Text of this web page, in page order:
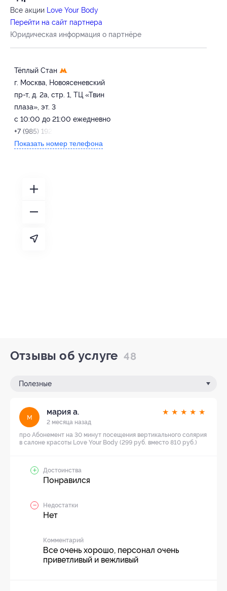
Все акции Love Your Body
Перейти на сайт партнера
Юридическая информация о партнёре
Тёплый Стан
г. Москва, Новоясеневский
пр-т, д. 2а, стр. 1, ТЦ «Твин
плаза», эт. 3
с 10:00 до 21:00 ежедневно
+7 (985) 192-73-73
Показать номер телефона
Отзывы об услуге 48
Полезные
м
мария а.
2 месяца назад
★ ★ ★ ★ ★
про Абонемент на 30 минут посещения вертикального солярия
в салоне красоты Love Your Body (299 руб. вместо 810 руб.)
Достоинства
Понравился
Недостатки
Нет
Комментарий
Все очень хорошо, персонал очень
приветливый и вежливый